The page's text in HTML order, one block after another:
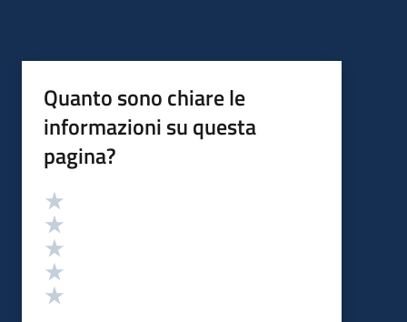
Quanto sono chiare le
informazioni su questa
pagina?
Valutazione